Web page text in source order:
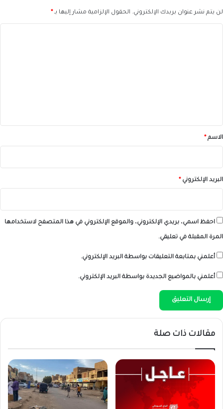
لن يتم نشر عنوان بريدك الإلكتروني. الحقول الإلزامية مشار إليها بـ *
*الاسم *
البريد الإلكتروني *
احفظ اسمي، بريدي الإلكتروني، والموقع الإلكتروني في هذا المتصفح لاستخدامها
المرة المقبلة في تعليقي.
أعلمني بمتابعة التعليقات بواسطة البريد الإلكتروني.
أعلمني بالمواضيع الجديدة بواسطة البريد الإلكتروني.
مقالات ذات صلة